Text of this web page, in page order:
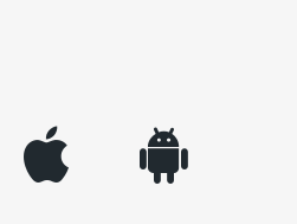
appleinc android